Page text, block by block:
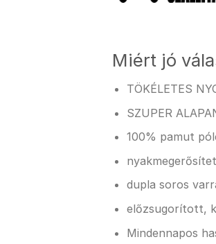
Miért jó
TÖKÉLETES
SZUPER
100% pamut
dupla soros
előzsugorított,
Mindennapos